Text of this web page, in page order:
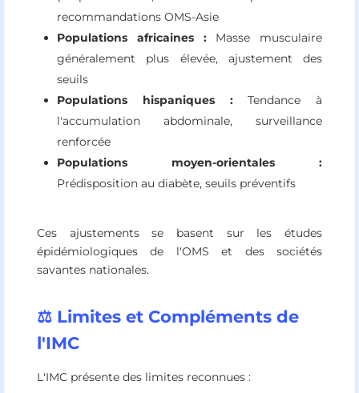
recommandations OMS-Asie
Populations africaines :Masse musculaire
généralement plus élevée, ajustement des
seuils
Populations hispaniques :Tendance à
l'accumulation abdominale, surveillance
renforcée
Populations moyen-orientales :
Prédisposition au diabète, seuils préventifs
Ces ajustements se basent sur les études
épidémiologiques de l'OMS et des sociétés
savantes nationales.
⚖️ Limites et Compléments de
l'IMC
L'IMC présente des limites reconnues :